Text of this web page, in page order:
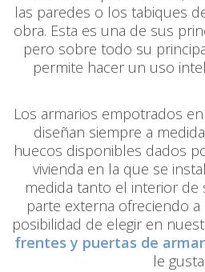
las paredes o los tabiques
obra. Esta es una de sus
pero sobre todo su
permite hacer un uso
Los armarios empotrados
diseñan siempre a
huecos disponibles dados
vivienda en la que se
medida tanto el interior de
parte externa ofreciendo
posibilidad de elegir en
frentes y puertas de
le gusta.